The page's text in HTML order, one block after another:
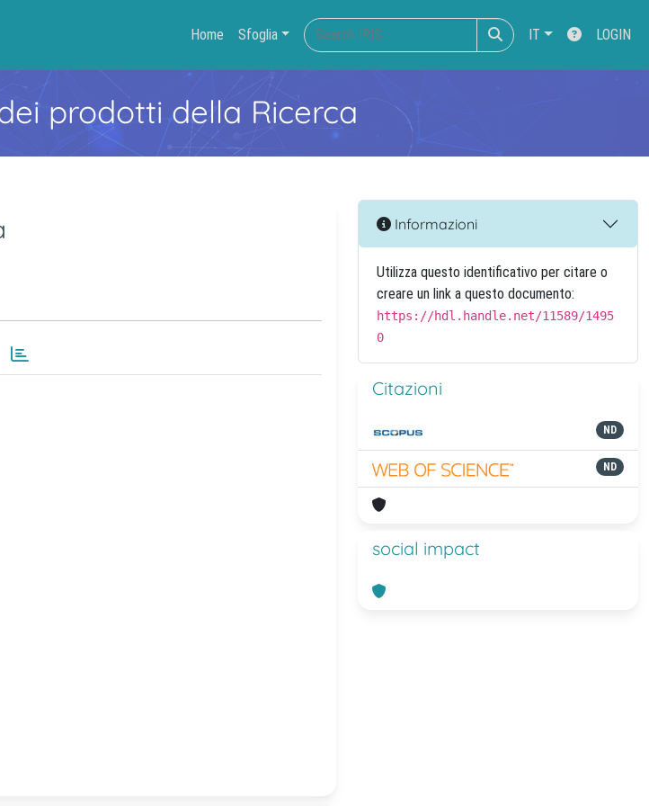
Home Sfoglia IT LOGIN
prodotti della Ricerca
Informazioni
Utilizza questo identificativo per citare o
creare un link a questo documento:
https://hdl.handle.net/11589/1495
0
Citazioni
ND
ND
social impact